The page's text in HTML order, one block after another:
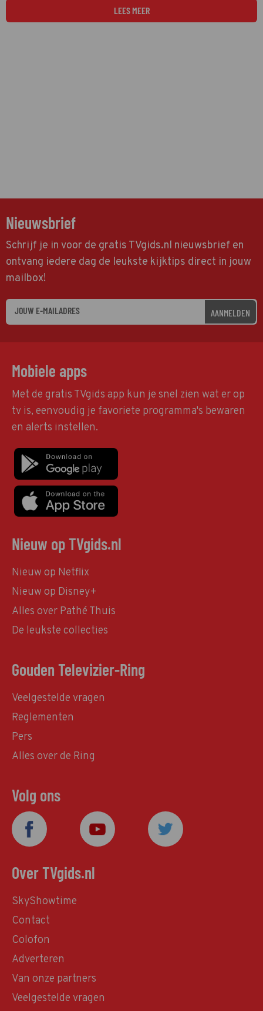
LEES MEER
Nieuwsbrief
Schrijf je in voor de gratis TVgids.nl nieuwsbrief en
ontvang iedere dag de leukste kijktips direct in jouw
mailbox!
AANMELDEN
Mobiele apps
Met de gratis TVgids app kun je snel zien wat er op
tv is, eenvoudig je favoriete programma's bewaren
en alerts instellen.
Nieuw op TVgids.nl
Nieuw op Netflix
Nieuw op Disney+
Alles over Pathé Thuis
De leukste collecties
Gouden Televizier-Ring
Veelgestelde vragen
Reglementen
Pers
Alles over de Ring
Volg ons
Over TVgids.nl
SkyShowtime
Contact
Colofon
Adverteren
Van onze partners
Veelgestelde vragen